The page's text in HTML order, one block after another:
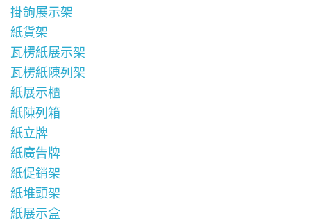
掛鉤展示架
紙貨架
瓦楞紙展示架
瓦楞紙陳列架
紙展示櫃
紙陳列箱
紙立牌
紙廣告牌
紙促銷架
紙堆頭架
紙展示盒